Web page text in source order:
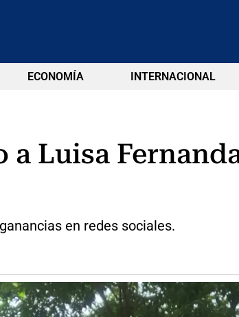
ECONOMÍA INTERNACIONAL
Luisa
en redes sociales.